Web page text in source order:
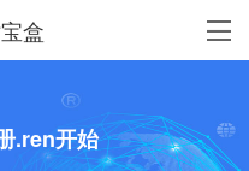
盒
.ren开始